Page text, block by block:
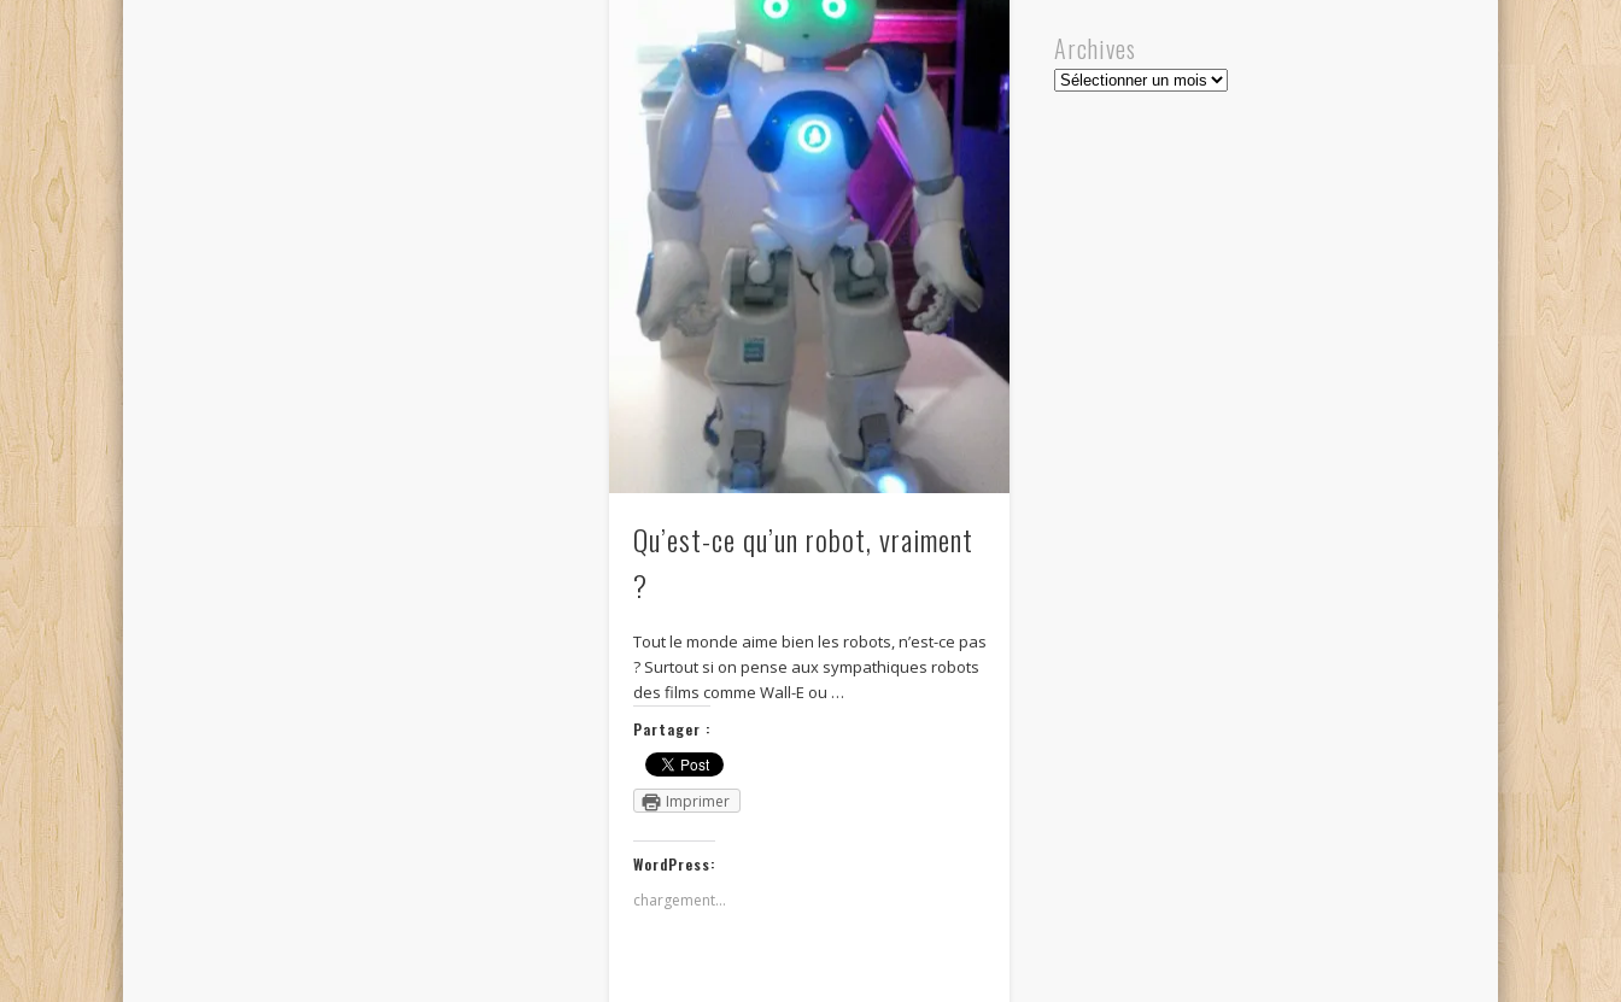
Qu’est-ce qu’un robot, vraiment
?
Tout le monde aime bien les robots, n’est-ce pas
? Surtout si on pense aux sympathiques robots
des films comme Wall-E ou …
Partager :
Imprimer
WordPress:
chargement…
Archives
Archives